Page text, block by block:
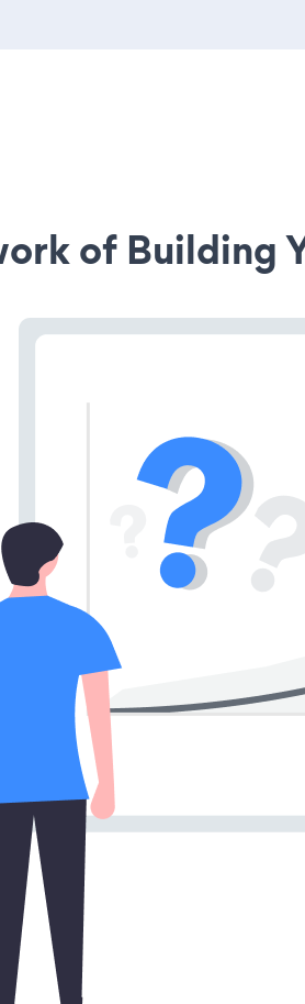
of Building